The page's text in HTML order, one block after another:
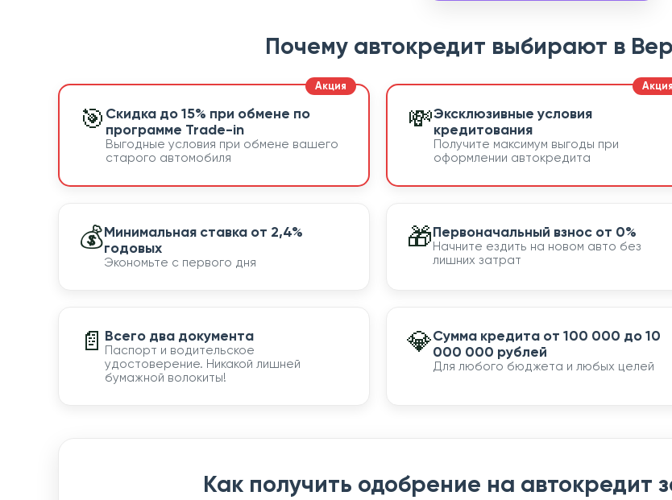
Почему автокредит выбирают в
🎯 Скидка до 15% при обмене по
программе Trade-in
Выгодные условия при обмене вашего
старого автомобиля
💸Эксклюзивные условия
кредитования
Получите максимум выгоды при
оформлении автокредита
💰Минимальная ставка от 2,4%
годовых
Экономьте с первого дня
🎁Первоначальный взнос от 0%
Начните ездить на новом авто без
лишних затрат
📄 Всего два документа
Паспорт и водительское
удостоверение. Никакой лишней
бумажной волокиты!
💎Сумма кредита от 100 000 до 10
000 000 рублей
Для любого бюджета и любых целей
Как получить одобрение на автокредит